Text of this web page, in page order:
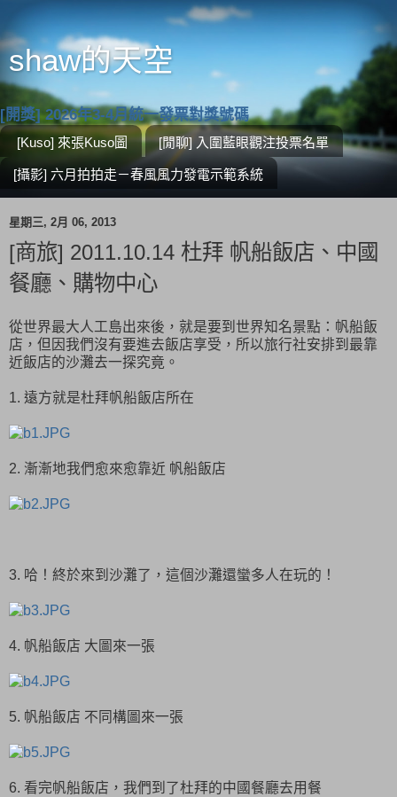
shaw的天空
[開獎] 2026年3-4月統一發票對獎號碼
[Kuso] 來張Kuso圖 [閒聊] 入圍藍眼觀注投票名單
[攝影] 六月拍拍走－春風風力發電示範系統
星期三, 2月 06, 2013
[商旅] 2011.10.14 杜拜 帆船飯店、中國
餐廳、購物中心
從世界最大人工島出來後，就是要到世界知名景點：帆船飯
店，但因我們沒有要進去飯店享受，所以旅行社安排到最靠
近飯店的沙灘去一探究竟。
1. 遠方就是杜拜帆船飯店所在
2. 漸漸地我們愈來愈靠近 帆船飯店
3. 哈！終於來到沙灘了，這個沙灘還蠻多人在玩的！
4. 帆船飯店 大圖來一張
5. 帆船飯店 不同構圖來一張
6. 看完帆船飯店，我們到了杜拜的中國餐廳去用餐